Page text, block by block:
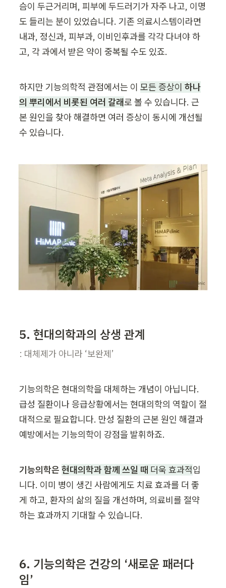
슴이 두근거리며, 피부에 두드러기가 자주 나고, 이명
도 들리는 분이 있었습니다. 기존 의료시스템이라면
내과, 정신과, 피부과, 이비인후과를 각각 다녀야 하
고, 각 과에서 받은 약이 중복될 수도 있죠.
하지만 기능의학적 관점에서는 이 모든 증상이 하나
의 뿌리에서 비롯된 여러 갈래로 볼 수 있습니다. 근
본 원인을 찾아 해결하면 여러 증상이 동시에 개선될
수 있습니다.
5. 현대의학과의 상생 관계
: 대체제가 아니라 ‘보완제’
기능의학은 현대의학을 대체하는 개념이 아닙니다.
급성 질환이나 응급상황에서는 현대의학의 역할이 절
대적으로 필요합니다. 만성 질환의 근본 원인 해결과
예방에서는 기능의학이 강점을 발휘하죠.
기능의학은 현대의학과 함께 쓰일 때 더욱 효과적입
니다. 이미 병이 생긴 사람에게도 치료 효과를 더 좋
게 하고, 환자의 삶의 질을 개선하며, 의료비를 절약
하는 효과까지 기대할 수 있습니다.
6. 기능의학은 건강의 ‘새로운 패러다
임’